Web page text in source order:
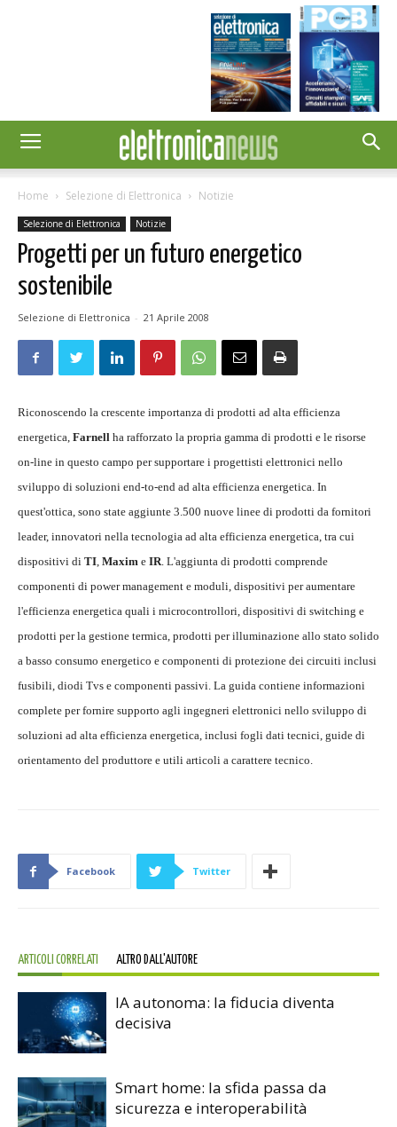
Home Selezione di Elettronica Notizie
Selezione di Elettronica Notizie
Progetti per un futuro energetico
sostenibile
Selezione di Elettronica - 21 Aprile 2008
Riconoscendo la crescente importanza di prodotti ad alta efficienza
energetica, Farnell ha rafforzato la propria gamma di prodotti e le risorse
on-line in questo campo per supportare i progettisti elettronici nello
sviluppo di soluzioni end-to-end ad alta efficienza energetica. In
quest'ottica, sono state aggiunte 3.500 nuove linee di prodotti da fornitori
leader, innovatori nella tecnologia ad alta efficienza energetica, tra cui
dispositivi di TI, Maxim e IR. L'aggiunta di prodotti comprende
componenti di power management e moduli, dispositivi per aumentare
l'efficienza energetica quali i microcontrollori, dispositivi di switching e
prodotti per la gestione termica, prodotti per illuminazione allo stato solido
a basso consumo energetico e componenti di protezione dei circuiti inclusi
fusibili, diodi Tvs e componenti passivi. La guida contiene informazioni
complete per fornire supporto agli ingegneri elettronici nello sviluppo di
soluzioni ad alta efficienza energetica, inclusi fogli dati tecnici, guide di
orientamento del produttore e utili articoli a carattere tecnico.
Facebook Twitter
ARTICOLI CORRELATI ALTRO DALL'AUTORE
IA autonoma: la fiducia diventa
decisiva
Smart home: la sfida passa da
sicurezza e interoperabilità